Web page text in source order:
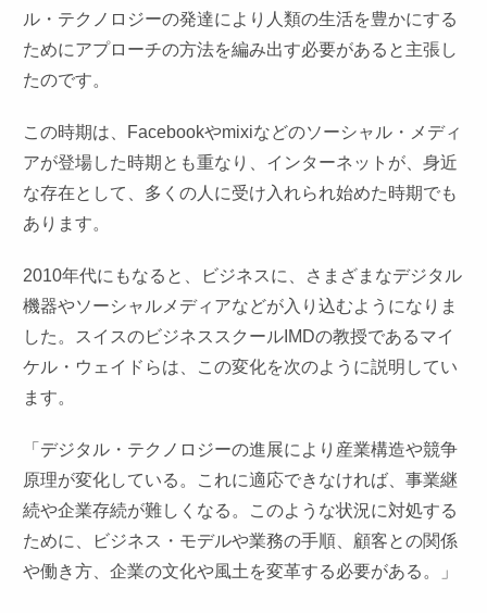
ル・テクノロジーの発達により人類の生活を豊かにする
ためにアプローチの方法を編み出す必要があると主張し
たのです。
この時期は、Facebookやmixiなどのソーシャル・メディ
アが登場した時期とも重なり、インターネットが、身近
な存在として、多くの人に受け入れられ始めた時期でも
あります。
2010年代にもなると、ビジネスに、さまざまなデジタル
機器やソーシャルメディアなどが入り込むようになりま
した。スイスのビジネススクールIMDの教授であるマイ
ケル・ウェイドらは、この変化を次のように説明してい
ます。
「デジタル・テクノロジーの進展により産業構造や競争
原理が変化している。これに適応できなければ、事業継
続や企業存続が難しくなる。このような状況に対処する
ために、ビジネス・モデルや業務の手順、顧客との関係
や働き方、企業の文化や風土を変革する必要がある。」